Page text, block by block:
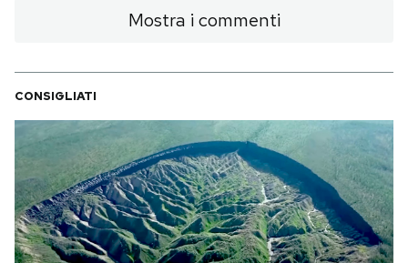
Mostra i commenti
CONSIGLIATI